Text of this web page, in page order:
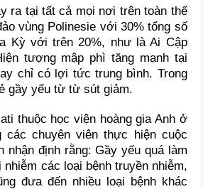
ra tại tất cả mọi nơi trên toàn thế
vùng Polinesie với 30% tổng số
Kỳ với trên 20%, như là Ai Cập
tượng mập phì tăng mạnh tại
chỉ có lợi tức trung bình. Trong
gầy yếu từ từ sút giảm.
thuộc học viện hoàng gia Anh ở
các chuyên viên thực hiện cuộc
nhận định rằng: Gầy yếu quá làm
các loại bệnh truyền nhiễm,
đưa đến nhiều loại bệnh khác